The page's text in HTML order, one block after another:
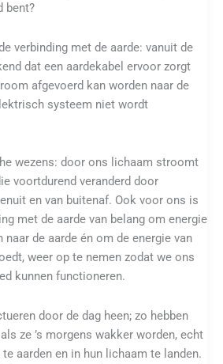
bent?
verbinding met de aarde: vanuit de
dat een aardekabel ervoor zorgt
afgevoerd kan worden naar de
systeem niet wordt
wezens: door ons lichaam stroomt
voortdurend veranderd door
en van buitenaf. Ook voor ons is
met de aarde van belang om energie
naar de aarde én om de energie van
weer op te nemen zodat we ons
kunnen functioneren.
door de dag heen; zo hebben
ze ’s morgens wakker worden, echt
aarden en in hun lichaam te landen.